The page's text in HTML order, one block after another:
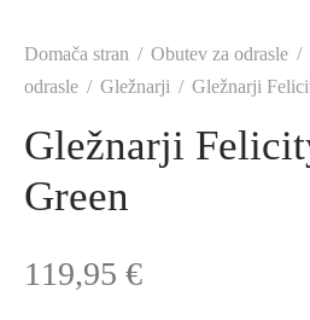
Domača stran / Obutev za odrasle /
odrasle / Gležnarji / Gležnarji
Gležnarji
Green
119,95 €